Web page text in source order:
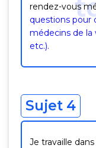
rendez-vous
questions pour
médecins de la
etc.).
Sujet 4
Je travaille